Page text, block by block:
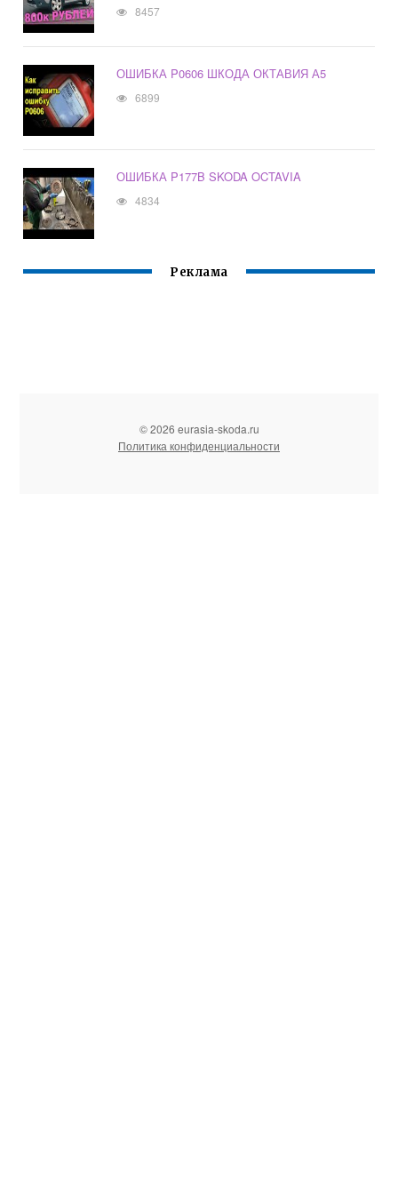
8457
ОШИБКА P0606 ШКОДА ОКТАВИЯ А5
6899
ОШИБКА P177B SKODA OCTAVIA
4834
Реклама
© 2026 eurasia-skoda.ru
Политика конфиденциальности